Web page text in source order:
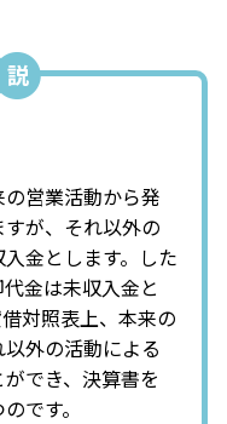
営業活動から発
が、それ以外の
金とします。した
金は未収入金と
対照表上、本来の
外の活動による
でき、決算書を
です。